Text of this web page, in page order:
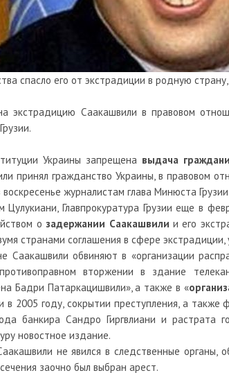
спасло его от экстрадиции в родную
экстрадицию Саакашвили в правовом
Украины запрещена выдача
принял гражданство Украины, в правовом
воскресенье журналистам глава Минюста
Цулукиани, Главпрокуратура Грузии еще в
озадержании Саакашвили и его
странами соглашения в сфере экстрадиции,
Саакашвили обвиняют в «организации
вторжении в здание
Бадри Патаркацишвили», а также в «
в 2005 году, сокрытии преступления, а
банкира Сандро Гиргвлиани и растрата
новостное издание.
не явился в следственные органы,
заочно был выбран арест.